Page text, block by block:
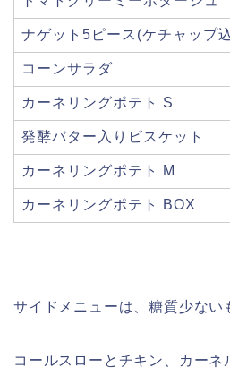
ナゲット5ピース(ケチャップ
コーンサラダ
カーネリングポテト S
発酵バター入りビスケット
カーネリングポテト M
カーネリングポテト BOX
サイドメニューは、糖質少ない
コールスローとチキン、カーネ